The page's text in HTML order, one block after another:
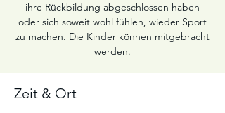
ihre Rückbildung abgeschlossen haben
oder sich soweit wohl fühlen, wieder Sport
zu machen. Die Kinder können mitgebracht
werden.
Zeit & Ort